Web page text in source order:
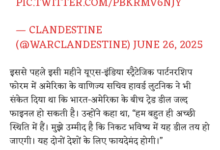
— CLANDESTINE
(@WARCLANDESTINE)JUNE 26, 2025
इससे पहले इसी महीने यूएस-इंडिया स्ट्रैटेजिक पार्टनरशिप
फोरम में अमेरिका के वाणिज्य सचिव हावर्ड लुटनिक ने भी
संकेत दिया था कि भारत-अमेरिका के बीच ट्रेड डील जल्द
फाइनल हो सकती है। उन्होंने कहा था, “हम बहुत ही अच्छी
स्थिति में हैं। मुझे उम्मीद है कि निकट भविष्य में यह डील तय हो
जाएगी। यह दोनों देशों के लिए फायदेमंद होगी।”